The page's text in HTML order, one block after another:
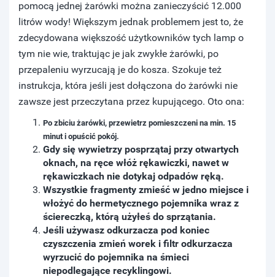
pomocą jednej żarówki można zanieczyścić 12.000
litrów wody! Większym jednak problemem jest to, że
zdecydowana większość użytkowników tych lamp o
tym nie wie, traktując je jak zwykłe żarówki, po
przepaleniu wyrzucają je do kosza. Szokuje też
instrukcja, która jeśli jest dołączona do żarówki nie
zawsze jest przeczytana przez kupującego. Oto ona:
Po zbiciu żarówki, przewietrz pomieszczeni na min. 15
minut i opuścić pokój.
Gdy się wywietrzy posprzątaj przy otwartych
oknach, na ręce włóż rękawiczki, nawet w
rękawiczkach nie dotykaj odpadów ręką.
Wszystkie fragmenty zmieść w jedno miejsce i
włożyć do hermetycznego pojemnika wraz z
ściereczką, którą użyłeś do sprzątania.
Jeśli używasz odkurzacza pod koniec
czyszczenia zmień worek i filtr odkurzacza
wyrzucić do pojemnika na śmieci
niepodlegające recyklingowi.